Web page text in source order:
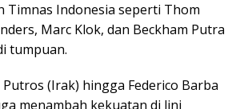
Timnas Indonesia seperti Thom
Marc Klok, dan Beckham Putra
tumpuan.
(Irak) hingga Federico Barba
menambah kekuatan di lini